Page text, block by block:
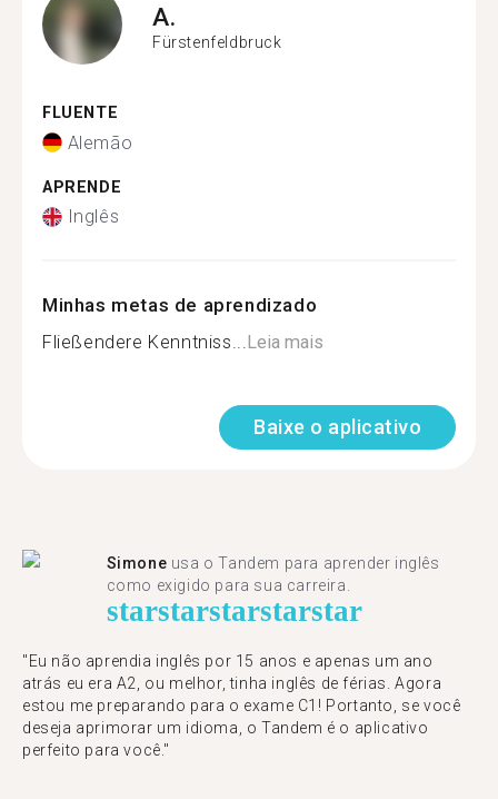
A.
Fürstenfeldbruck
FLUENTE
Alemão
APRENDE
Inglês
Minhas metas de aprendizado
Fließendere Kenntniss...Leia mais
Baixe o aplicativo
Simone usa o Tandem para aprender inglês
como exigido para sua carreira.
starstarstarstarstar
"Eu não aprendia inglês por 15 anos e apenas um ano
atrás eu era A2, ou melhor, tinha inglês de férias. Agora
estou me preparando para o exame C1! Portanto, se você
deseja aprimorar um idioma, o Tandem é o aplicativo
perfeito para você."